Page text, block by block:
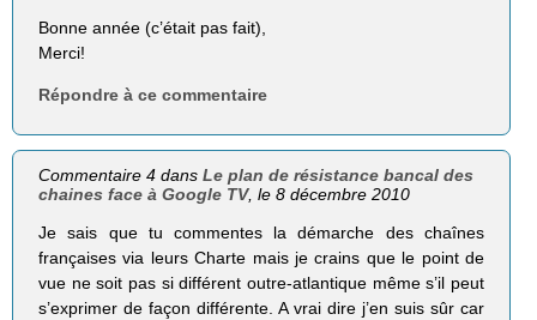
Bonne année (c’était pas fait),
Merci!
Répondre à ce commentaire
Commentaire 4 dansLe plan de résistance bancal des
chaines face à Google TV, le 8 décembre 2010
Je sais que tu commentes la démarche des chaînes
françaises via leurs Charte mais je crains que le point de
vue ne soit pas si différent outre-atlantique même s’il peut
s’exprimer de façon différente. A vrai dire j’en suis sûr car